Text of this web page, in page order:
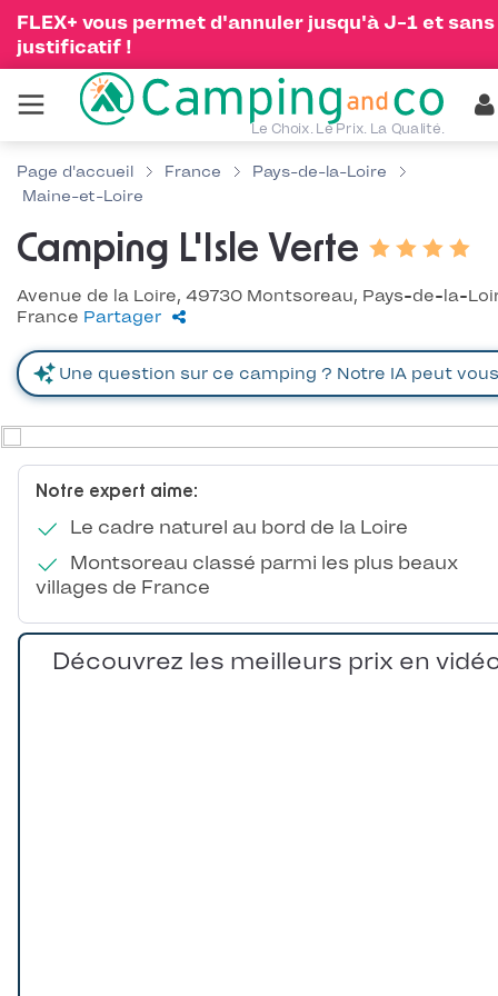
FLEX+ vous permet d'annuler jusqu'à J-1 et sans
justificatif !
Le Choix. Le Prix. La Qualité.
Page d'accueil France
Pays-de-la-Loire
Maine-et-Loire
Camping L'Isle Verte
Avenue de la Loire, 49730 Montsoreau, Pays-de-la-
France Partager
Notre expert aime:
Le cadre naturel au bord de la Loire
Montsoreau classé parmi les plus beaux
villages de France
Découvrez les meilleurs prix en